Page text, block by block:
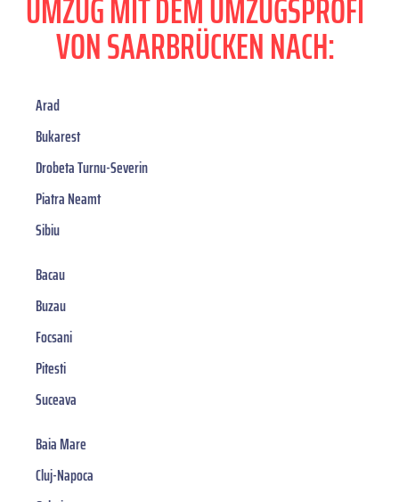
UMZUG MIT DEM UMZUGSPROFI
VON SAARBRÜCKEN NACH:
Arad
Bukarest
Drobeta Turnu-Severin
Piatra Neamt
Sibiu
Bacau
Buzau
Focsani
Pitesti
Suceava
Baia Mare
Cluj-Napoca